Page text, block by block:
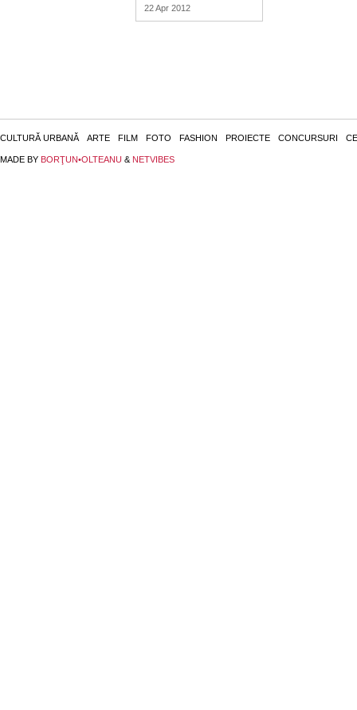
22 Apr 2012
CULTURĂ URBANĂ ARTE FILM FOTO FASHION PROIECTE CONCURSURI
MADE BY BORŢUN•OLTEANU & NETVIBES